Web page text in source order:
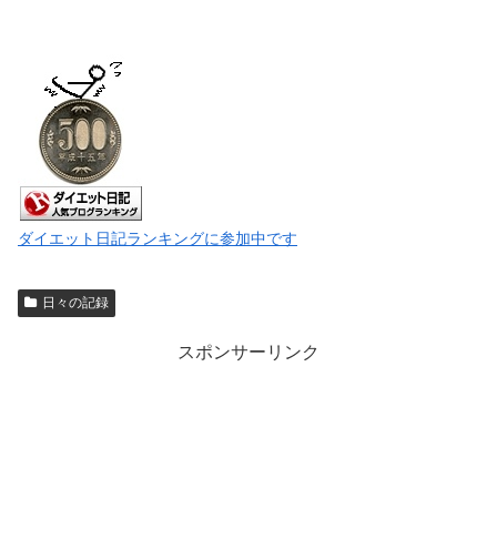
ダイエット日記ランキングに参加中です
日々の記録
スポンサーリンク